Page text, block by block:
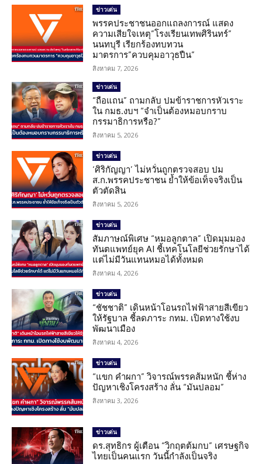
ข่าวเด่น
พรรคประชาชนออกแถลงการณ์ แสดง
ความเสียใจเหตุ”โรงเรียนเทพศิรินทร์”
นนทบุรี เรียกร้องทบทวน
มาตรการ”ควบคุมอาวุธปืน”
สิงหาคม 7, 2026
ข่าวเด่น
“ถือแถน” ถามกลับ ปมข้าราชการหัวเราะ
ใน กมธ.งบฯ “จำเป็นต้องหมอบกราบ
กรรมาธิการหรือ?”
สิงหาคม 5, 2026
ข่าวเด่น
‘ศิริกัญญา’ ไม่หวั่นถูกตรวจสอบ ปม
ส.ก.พรรคประชาชน ย้ำให้ข้อเท็จจริงเป็น
ตัวตัดสิน
สิงหาคม 5, 2026
ข่าวเด่น
สัมภาษณ์พิเศษ “หมอลูกตาล” เปิดมุมมอง
ทันตแพทย์ยุค AI ชี้เทคโนโลยีช่วยรักษาได้
แต่ไม่มีวันแทนหมอได้ทั้งหมด
สิงหาคม 4, 2026
ข่าวเด่น
“ชัชชาติ” เดินหน้าโอนรถไฟฟ้าสายสีเขียว
ให้รัฐบาล ชี้ลดภาระ กทม. เปิดทางใช้งบ
พัฒนาเมือง
สิงหาคม 4, 2026
ข่าวเด่น
“แขก คำผกา” วิจารณ์พรรคส้มหนัก ชี้ห่าง
ปัญหาเชิงโครงสร้าง ลั่น “มันปลอม”
สิงหาคม 3, 2026
ข่าวเด่น
ดร.สุทธิกร ผู้เตือน “วิกฤตต้มกบ” เศรษฐกิจ
ไทยเป็นคนแรก วันนี้กำลังเป็นจริง